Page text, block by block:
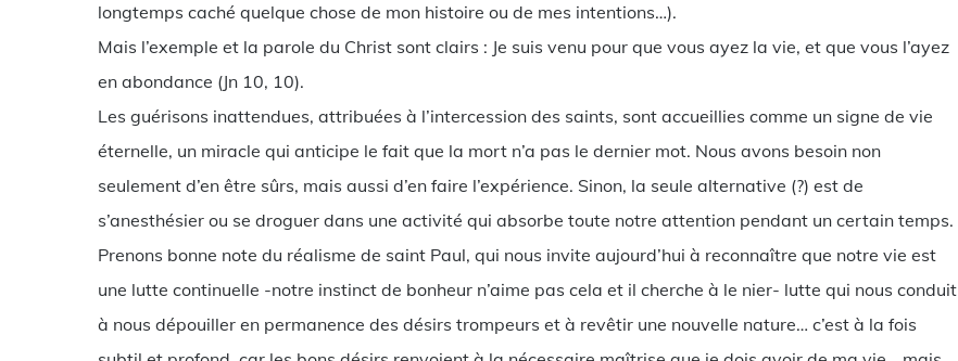
longtemps caché quelque chose de mon histoire ou de mes intentions…).
Mais l’exemple et la parole du Christ sont clairs : Je suis venu pour que vous ayez la vie, et que vous l’ayez
en abondance (Jn 10, 10).
Les guérisons inattendues, attribuées à l’intercession des saints, sont accueillies comme un signe de vie
éternelle, un miracle qui anticipe le fait que la mort n’a pas le dernier mot. Nous avons besoin non
seulement d’en être sûrs, mais aussi d’en faire l’expérience. Sinon, la seule alternative (?) est de
s’anesthésier ou se droguer dans une activité qui absorbe toute notre attention pendant un certain temps.
Prenons bonne note du réalisme de saint Paul, qui nous invite aujourd’hui à reconnaître que notre vie est
une lutte continuelle -notre instinct de bonheur n’aime pas cela et il cherche à le nier- lutte qui nous conduit
à nous dépouiller en permanence des désirs trompeurs et à revêtir une nouvelle nature… c’est à la fois